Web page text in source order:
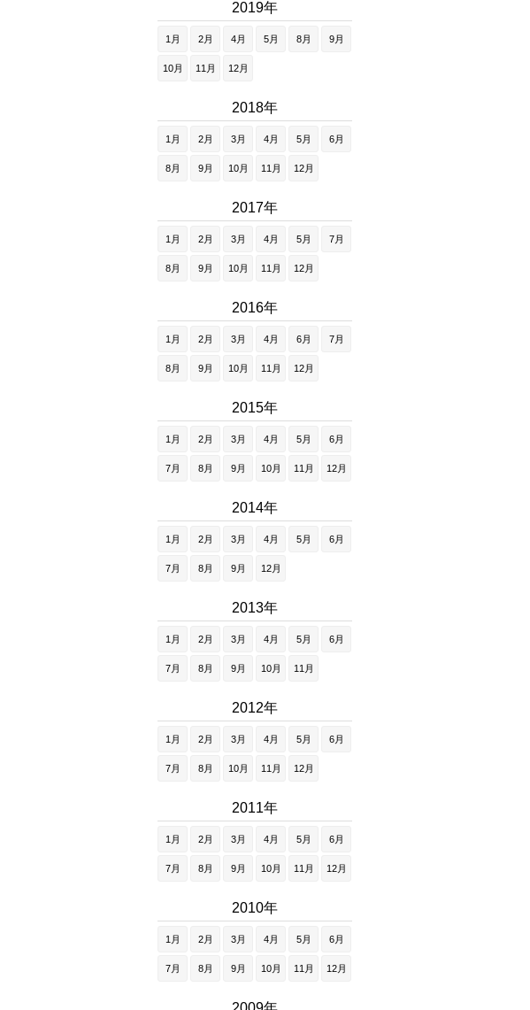
2019年
1月 2月 4月 5月 8月 9月
10月 11月 12月
2018年
1月 2月 3月 4月 5月 6月
8月 9月 10月 11月 12月
2017年
1月 2月 3月 4月 5月 7月
8月 9月 10月 11月 12月
2016年
1月 2月 3月 4月 6月 7月
8月 9月 10月 11月 12月
2015年
1月 2月 3月 4月 5月 6月
7月 8月 9月 10月 11月 12月
2014年
1月 2月 3月 4月 5月 6月
7月 8月 9月 12月
2013年
1月 2月 3月 4月 5月 6月
7月 8月 9月 10月 11月
2012年
1月 2月 3月 4月 5月 6月
7月 8月 10月 11月 12月
2011年
1月 2月 3月 4月 5月 6月
7月 8月 9月 10月 11月 12月
2010年
1月 2月 3月 4月 5月 6月
7月 8月 9月 10月 11月 12月